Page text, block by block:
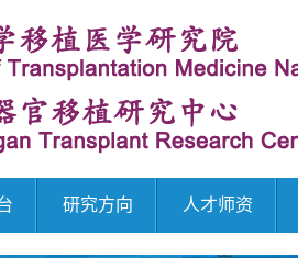
研究方向 人才师资